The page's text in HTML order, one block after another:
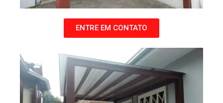
ENTRE EM CONTATO